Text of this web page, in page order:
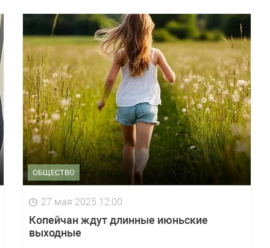
ОБЩЕСТВО
27 мая 2025 12:00
Копейчан ждут длинные июньские
выходные